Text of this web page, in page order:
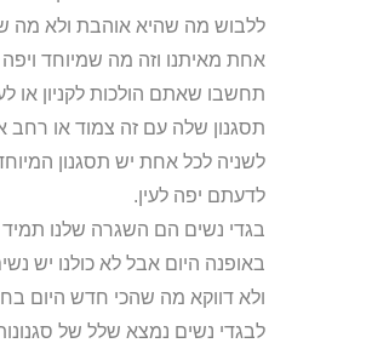
ללבוש מה שהיא אוהבת ולא מה
אחת מאיתנו וזה מה שמיוחד
תחשבו שאתם הולכות לקניון או
תסגנון שלה עם זה צמוד או רחב
לשניה לכל אחת יש תסגנון
לדעתם יפה לעין.
בגדי נשים הם השגרה שלנו
באופנה היום אבל לא כולנו יש
ולא דווקא מה שהכי חדש היום
לבגדי נשים נמצא שלל של